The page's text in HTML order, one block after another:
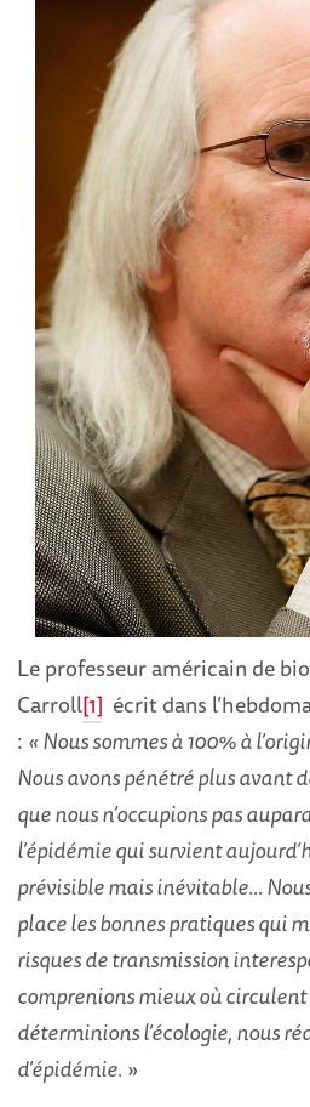
Le professeur américain de
Carroll[1] écrit dans
: « Nous sommes à 100% à
Nous avons pénétré plus avant
que nous n’occupions pas
l’épidémie qui survient
prévisible mais inévitable…
place les bonnes pratiques qui
risques de transmission
comprenions mieux où circulent
déterminions l’écologie, nous
d’épidémie. »